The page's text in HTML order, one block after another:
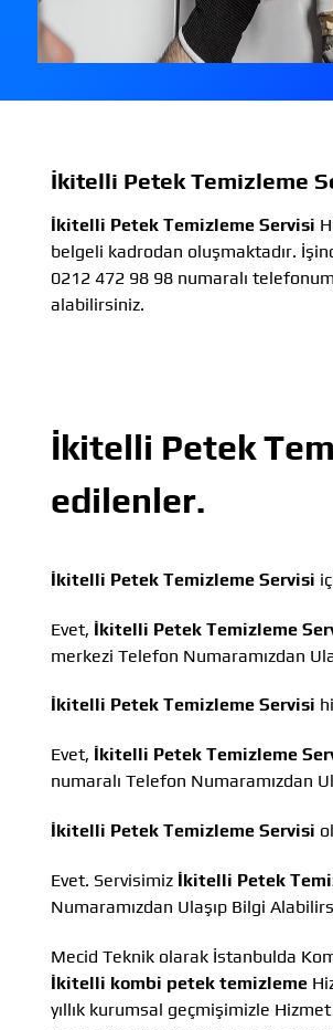
İkitelli Petek Temizleme
İkitelli Petek Temizleme Servisi
belgeli kadrodan oluşmaktadır.
0212 472 98 98 numaralı
alabilirsiniz.
İkitelli Petek
edilenler.
İkitelli Petek Temizleme Servisi
Evet, İkitelli Petek Temizleme
merkezi Telefon Numaramızdan
İkitelli Petek Temizleme Servisi
Evet, İkitelli Petek Temizleme
numaralı Telefon Numaramızdan
İkitelli Petek Temizleme Servisi
Evet. Servisimiz İkitelli Petek
Numaramızdan Ulaşıp Bilgi
Mecid Teknik olarak İstanbulda
İkitelli kombi petek temizleme
yıllık kurumsal geçmişimizle